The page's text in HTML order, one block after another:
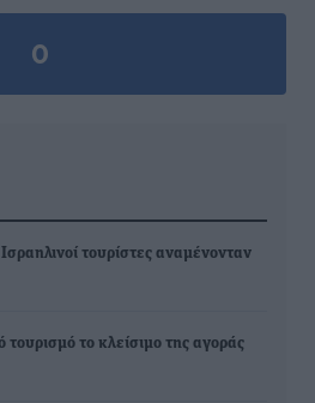
0
τουρίστες αναμένονταν
το κλείσιμο της αγοράς